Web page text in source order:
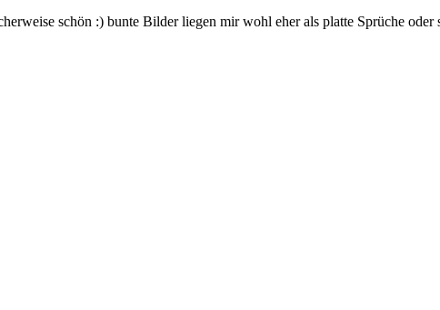
schön :) bunte Bilder liegen mir wohl eher als platte Sprüche oder